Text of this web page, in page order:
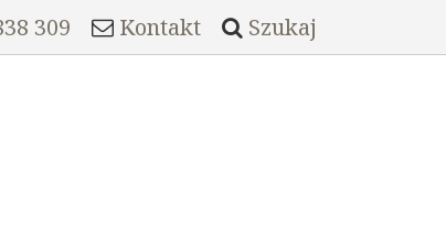
309 Kontakt Szukaj